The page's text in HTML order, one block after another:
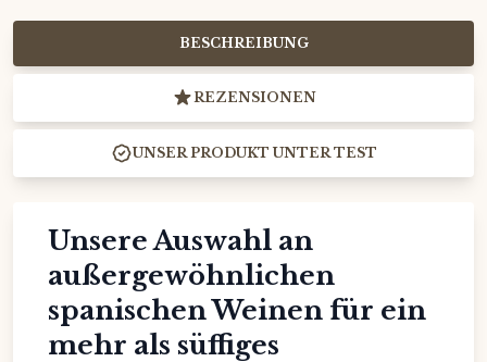
BESCHREIBUNG
REZENSIONEN
UNSER PRODUKT UNTER TEST
Unsere Auswahl an
außergewöhnlichen
spanischen Weinen für ein
mehr als süffiges